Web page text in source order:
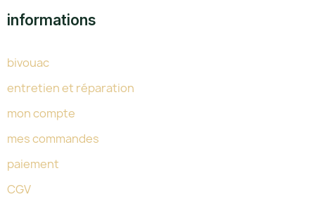
informations
bivouac
entretien et réparation
mon compte
mes commandes
paiement
CGV